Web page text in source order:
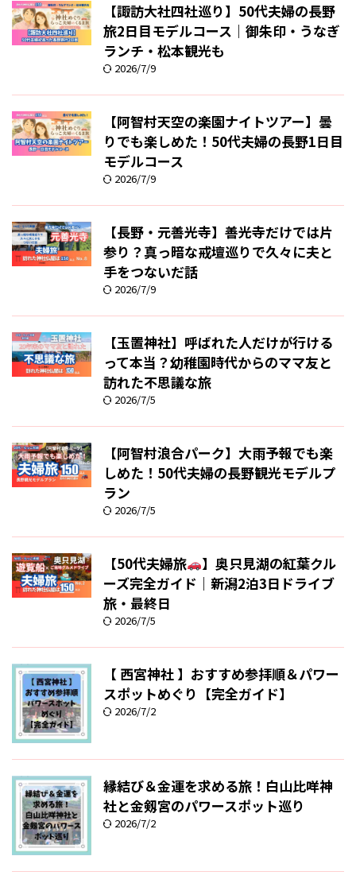
【諏訪大社四社巡り】50代夫婦の長野
旅2日目モデルコース｜御朱印・うなぎ
ランチ・松本観光も
2026/7/9
【阿智村天空の楽園ナイトツアー】曇
りでも楽しめた！50代夫婦の長野1日目
モデルコース
2026/7/9
【長野・元善光寺】善光寺だけでは片
参り？真っ暗な戒壇巡りで久々に夫と
手をつないだ話
2026/7/9
【玉置神社】呼ばれた人だけが行ける
って本当？幼稚園時代からのママ友と
訪れた不思議な旅
2026/7/5
【阿智村浪合パーク】大雨予報でも楽
しめた！50代夫婦の長野観光モデルプ
ラン
2026/7/5
【50代夫婦旅
】奥只見湖の紅葉クル
ーズ完全ガイド｜新潟2泊3日ドライブ
旅・最終日
2026/7/5
【 西宮神社 】おすすめ参拝順＆パワー
スポットめぐり【完全ガイド】
2026/7/2
縁結び＆金運を求める旅！白山比咩神
社と金剱宮のパワースポット巡り
2026/7/2